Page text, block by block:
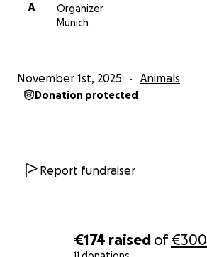
€174 raised of€300
A
Organizer
Munich
November 1st, 2025 Animals
Donation protected
Report fundraiser